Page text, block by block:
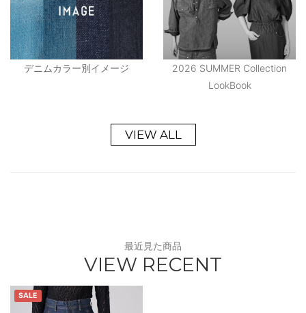
デニムカラー別イメージ
2026 SUMMER Collection
LookBook
VIEW ALL
最近見た商品
VIEW RECENT
SALE